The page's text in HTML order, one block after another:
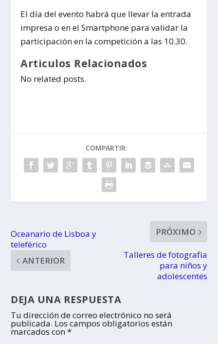
El día del evento habrá que llevar la entrada
impresa o en el Smartphone para validar la
participación en la competición a las 10.30.
Articulos Relacionados
No related posts.
COMPARTIR:
Oceanario de Lisboa y
teleférico
ANTERIOR
PRÓXIMO
Talleres de fotografía
para niños y
adolescentes
DEJA UNA RESPUESTA
Tu dirección de correo electrónico no será
publicada. Los campos obligatorios están
marcados con*